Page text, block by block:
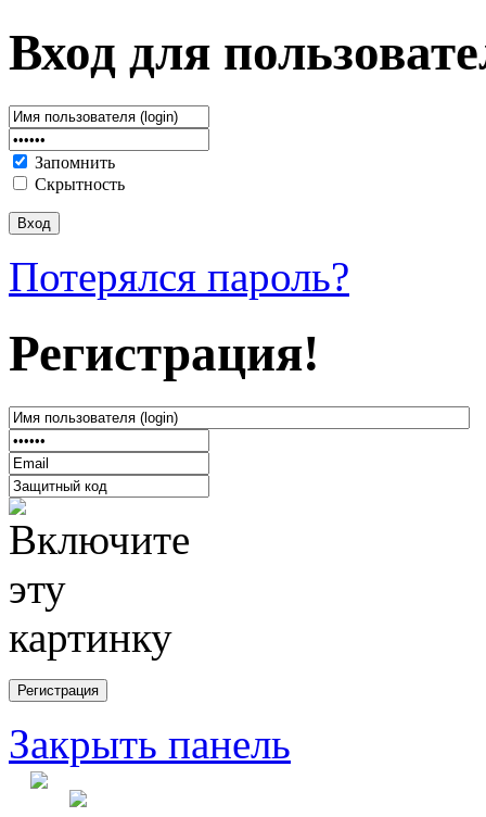
Вход для
Запомнить
Скрытность
Потерялся пароль?
Регистрация!
Закрыть панель